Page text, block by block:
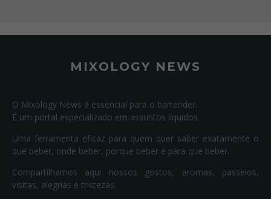
MIXOLOGY NEWS
O Mixology News é essencial para o bartender.
É um portal especializado em assuntos líquidos.
Uma ferramenta eficaz para quem quer saber exatamente o
que beber, onde beber, porque beber e para que beber.
Compartilhamos aqui nossos gostos, aromas, passeios,
visitas, alegrias e tristezas.